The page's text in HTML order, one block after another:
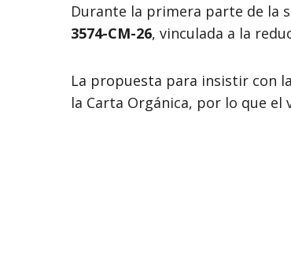
Durante la primera parte de la
3574-CM-26, vinculada a la
La propuesta para insistir con
la Carta Orgánica, por lo que